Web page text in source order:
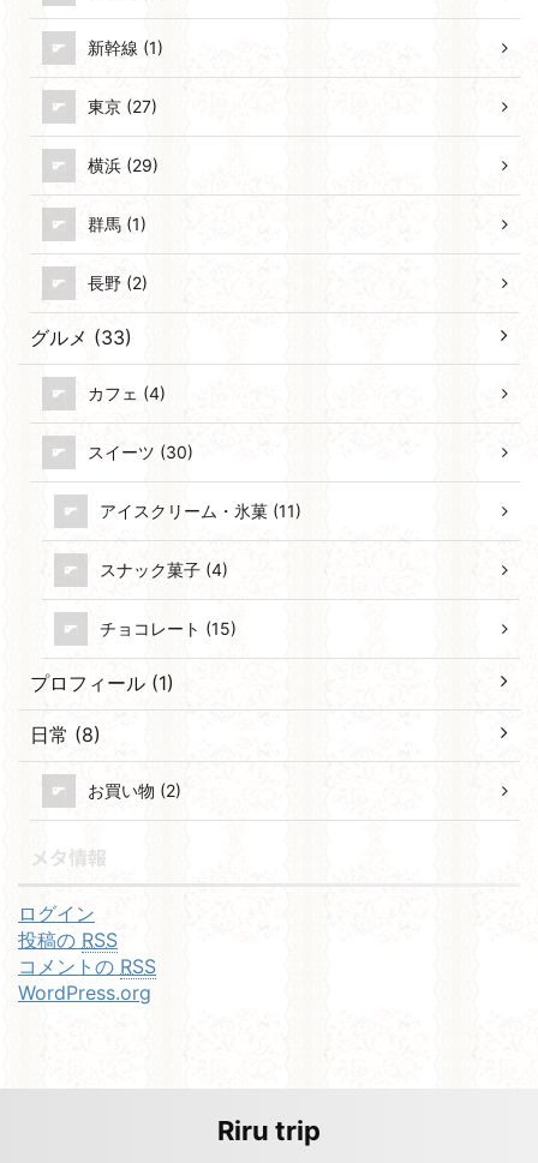
新幹線 (1)
東京 (27)
横浜 (29)
群馬 (1)
長野 (2)
グルメ (33)
カフェ (4)
スイーツ (30)
アイスクリーム・氷菓 (11)
スナック菓子 (4)
チョコレート (15)
プロフィール (1)
日常 (8)
お買い物 (2)
メタ情報
ログイン
投稿の RSS
コメントの RSS
WordPress.org
Riru trip